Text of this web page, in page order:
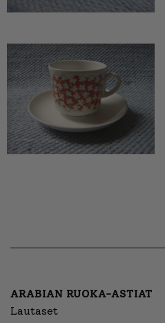
ARABIAN RUOKA-ASTIAT
Lautaset